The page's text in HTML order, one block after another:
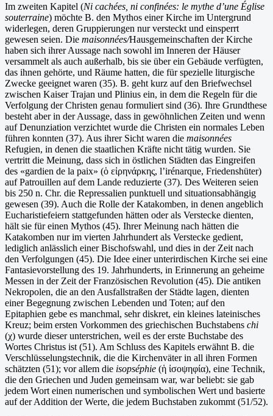
Im zweiten Kapitel (Ni cachées, ni confinées: le mythe d’une Église
souterraine) möchte B. den Mythos einer Kirche im Untergrund
widerlegen, deren Gruppierungen nur versteckt und einsperrt
gewesen seien. Die maisonnées/Hausgemeinschaften der Kirche
haben sich ihrer Aussage nach sowohl im Inneren der Häuser
versammelt als auch außerhalb, bis sie über ein Gebäude verfügten,
das ihnen gehörte, und Räume hatten, die für spezielle liturgische
Zwecke geeignet waren (35). B. geht kurz auf den Briefwechsel
zwischen Kaiser Trajan und Plinius ein, in dem die Regeln für die
Verfolgung der Christen genau formuliert sind (36). Ihre Grundthese
besteht aber in der Aussage, dass in gewöhnlichen Zeiten und wenn
auf Denunziation verzichtet wurde die Christen ein normales Leben
führen konnten (37). Aus ihrer Sicht waren die maisonnées
Refugien, in denen die staatlichen Kräfte nicht tätig wurden. Sie
vertritt die Meinung, dass sich in östlichen Städten das Eingreifen
des «gardien de la paix» (ὁ εἰρηνάρκης, l’irénarque, Friedenshüter)
auf Patrouillen auf dem Lande reduzierte (37). Des Weiteren seien
bis 250 n. Chr. die Repressalien punktuell und situationsabhängig
gewesen (39). Auch die Rolle der Katakomben, in denen angeblich
Eucharistiefeiern stattgefunden hätten oder als Verstecke dienten,
hält sie für einen Mythos (45). Ihrer Meinung nach hätten die
Katakomben nur im vierten Jahrhundert als Verstecke gedient,
lediglich anlässlich einer Bischofswahl, und dies in der Zeit nach
den Verfolgungen (45). Die Idee einer unterirdischen Kirche sei eine
Fantasievorstellung des 19. Jahrhunderts, in Erinnerung an geheime
Messen in der Zeit der Französischen Revolution (45). Die antiken
Nekropolen, die an den Ausfallstraßen der Städte lagen, dienten
einer Begegnung zwischen Lebenden und Toten; auf den
Epitaphien gebe es manchmal, sehr diskret, ein kleines lateinisches
Kreuz; beim ersten Vorkommen des griechischen Buchstabens chi
(χ) wurde dieser unterstrichen, weil es der erste Buchstabe des
Wortes Christus ist (51). Am Schluss des Kapitels erwähnt B. die
Verschlüsselungstechnik, die die Kirchenväter in all ihren Formen
schätzten (51); vor allem die isopséphie (ἡ ἰσοψηφία), eine Technik,
die den Griechen und Juden gemeinsam war, war beliebt: sie gab
jedem Wort einen numerischen und symbolischen Wert und basierte
auf der Addition der Werte, die jedem Buchstaben zukommt (51/52).